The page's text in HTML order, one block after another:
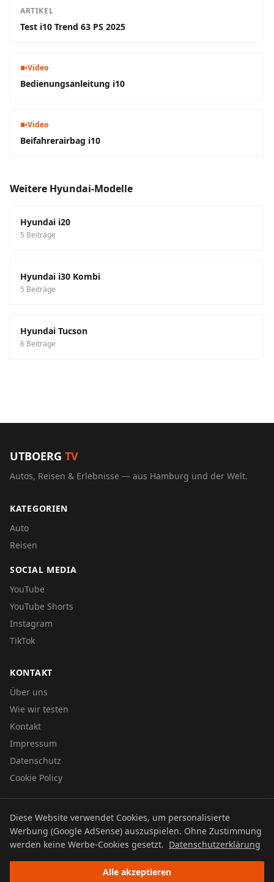
ARTIKEL
Test i10 Trend 63 PS 2025
Video
Bedienungsanleitung i10
Video
Beifahrerairbag i10
Weitere Hyundai-Modelle
Hyundai i20
5 Beiträge
Hyundai i30 Kombi
5 Beiträge
Hyundai Tucson
6 Beiträge
UTBOERG TV
Autos, Reisen & Erlebnisse — aus Hamburg und der Welt.
KATEGORIEN
Auto
Reisen
SOCIAL MEDIA
YouTube
YouTube Shorts
Instagram
TikTok
KONTAKT
Über uns
Wie wir testen
Kontakt
Impressum
Datenschutz
Cookie Policy
© 2026 UTBOERG TV
DatenschutzImpressumCookie Policy
Diese Website verwendet Cookies, um personalisierte
Werbung (Google AdSense) auszuspielen. Ohne Zustimmung
werden keine Werbe-Cookies gesetzt. Datenschutzerklärung
Alle akzeptieren